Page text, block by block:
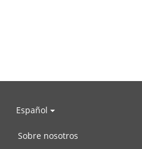
Español
Sobre nosotros